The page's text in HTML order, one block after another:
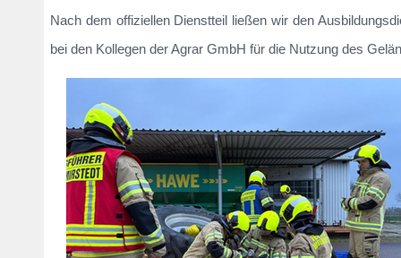
Nach dem offiziellen Dienstteil ließen wir den
bei den Kollegen der Agrar GmbH für die Nutzung des